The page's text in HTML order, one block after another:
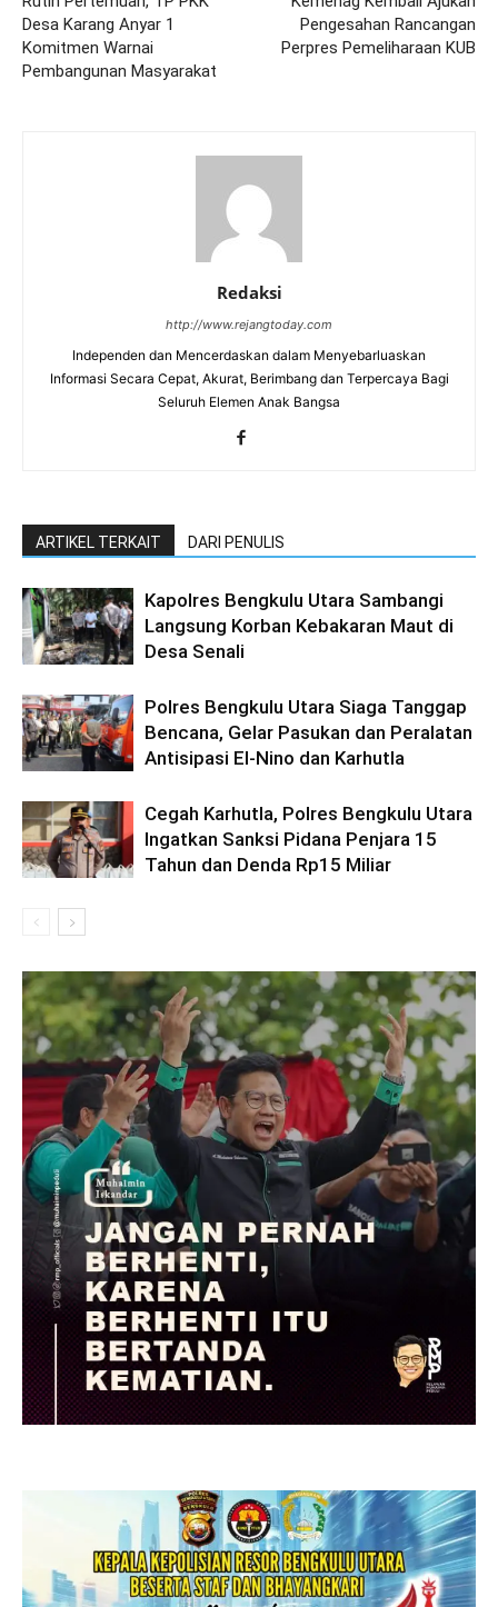
Desa Karang Anyar 1
Komitmen Warnai
Pembangunan Masyarakat
Pengesahan Rancangan
Perpres Pemeliharaan KUB
Redaksi
http://www.rejangtoday.com
Independen dan Mencerdaskan dalam Menyebarluaskan
Informasi Secara Cepat, Akurat, Berimbang dan Terpercaya Bagi
Seluruh Elemen Anak Bangsa
ARTIKEL TERKAIT DARI PENULIS
Kapolres Bengkulu Utara Sambangi
Langsung Korban Kebakaran Maut di
Desa Senali
Polres Bengkulu Utara Siaga Tanggap
Bencana, Gelar Pasukan dan Peralatan
Antisipasi El-Nino dan Karhutla
Cegah Karhutla, Polres Bengkulu Utara
Ingatkan Sanksi Pidana Penjara 15
Tahun dan Denda Rp15 Miliar